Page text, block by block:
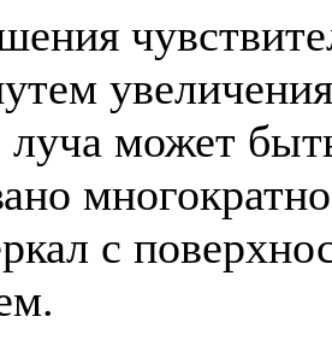
луча может
с